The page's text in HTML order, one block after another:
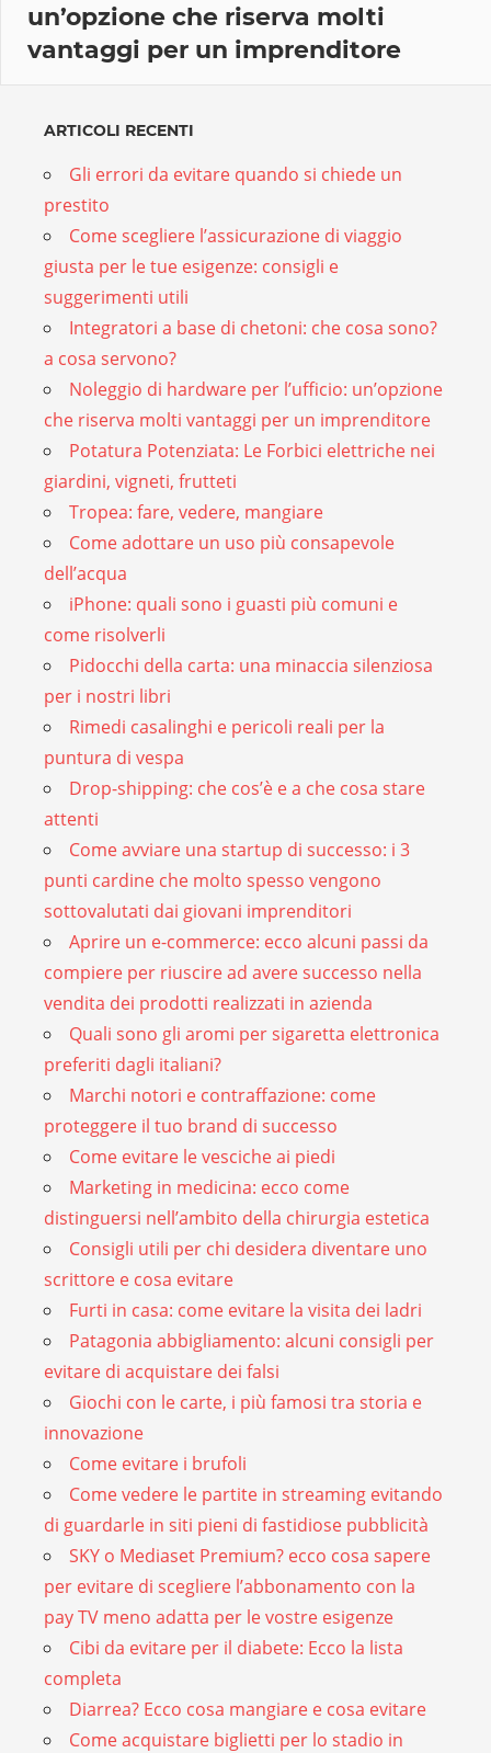
un’opzione che riserva molti
vantaggi per un imprenditore
ARTICOLI RECENTI
Gli errori da evitare quando si chiede un
prestito
Come scegliere l’assicurazione di viaggio
giusta per le tue esigenze: consigli e
suggerimenti utili
Integratori a base di chetoni: che cosa sono?
a cosa servono?
Noleggio di hardware per l’ufficio: un’opzione
che riserva molti vantaggi per un imprenditore
Potatura Potenziata: Le Forbici elettriche nei
giardini, vigneti, frutteti
Tropea: fare, vedere, mangiare
Come adottare un uso più consapevole
dell’acqua
iPhone: quali sono i guasti più comuni e
come risolverli
Pidocchi della carta: una minaccia silenziosa
per i nostri libri
Rimedi casalinghi e pericoli reali per la
puntura di vespa
Drop-shipping: che cos’è e a che cosa stare
attenti
Come avviare una startup di successo: i 3
punti cardine che molto spesso vengono
sottovalutati dai giovani imprenditori
Aprire un e-commerce: ecco alcuni passi da
compiere per riuscire ad avere successo nella
vendita dei prodotti realizzati in azienda
Quali sono gli aromi per sigaretta elettronica
preferiti dagli italiani?
Marchi notori e contraffazione: come
proteggere il tuo brand di successo
Come evitare le vesciche ai piedi
Marketing in medicina: ecco come
distinguersi nell’ambito della chirurgia estetica
Consigli utili per chi desidera diventare uno
scrittore e cosa evitare
Furti in casa: come evitare la visita dei ladri
Patagonia abbigliamento: alcuni consigli per
evitare di acquistare dei falsi
Giochi con le carte, i più famosi tra storia e
innovazione
Come evitare i brufoli
Come vedere le partite in streaming evitando
di guardarle in siti pieni di fastidiose pubblicità
SKY o Mediaset Premium? ecco cosa sapere
per evitare di scegliere l’abbonamento con la
pay TV meno adatta per le vostre esigenze
Cibi da evitare per il diabete: Ecco la lista
completa
Diarrea? Ecco cosa mangiare e cosa evitare
Come acquistare biglietti per lo stadio in